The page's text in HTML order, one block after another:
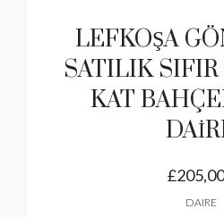
LEFKOŞA
SATILIK SIFIR
KAT
DAIRE